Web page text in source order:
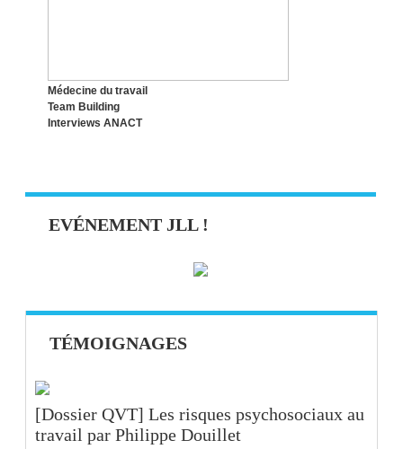
Médecine du travail
Team Building
Interviews ANACT
EVÉNEMENT JLL !
TÉMOIGNAGES
[Dossier QVT] Les risques psychosociaux au
travail par Philippe Douillet